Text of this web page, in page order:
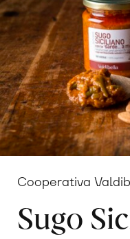
Cooperativa
Sugo